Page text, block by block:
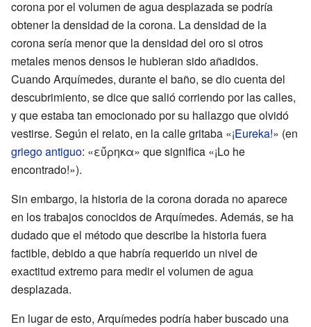
corona por el volumen de agua desplazada se podría
obtener la densidad de la corona. La densidad de la
corona sería menor que la densidad del oro si otros
metales menos densos le hubieran sido añadidos.
Cuando Arquímedes, durante el baño, se dio cuenta del
descubrimiento, se dice que salió corriendo por las calles,
y que estaba tan emocionado por su hallazgo que olvidó
vestirse. Según el relato, en la calle gritaba «¡Eureka!» (en
griego antiguo: «εὕρηκα» que significa «¡Lo he
encontrado!»).
Sin embargo, la historia de la corona dorada no aparece
en los trabajos conocidos de Arquímedes. Además, se ha
dudado que el método que describe la historia fuera
factible, debido a que habría requerido un nivel de
exactitud extremo para medir el volumen de agua
desplazada.
En lugar de esto, Arquímedes podría haber buscado una